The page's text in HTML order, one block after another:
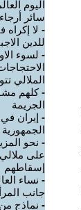
اليوم
سائر
- لا إکراه
للدين
- لسوء
الملالي
-کلهم
الجريمة
- إيران في
- نحو
على
إسقاطهم
- نساء
جانب
- نماذج